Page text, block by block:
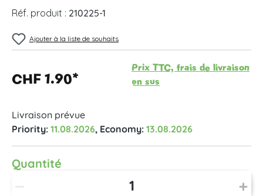
Réf. produit : 210225-1
Ajouter à la liste de souhaits
CHF 1.90*
Prix TTC, frais de livraison
en sus
Livraison prévue
Priority: 11.08.2026, Economy: 13.08.2026
Quantité